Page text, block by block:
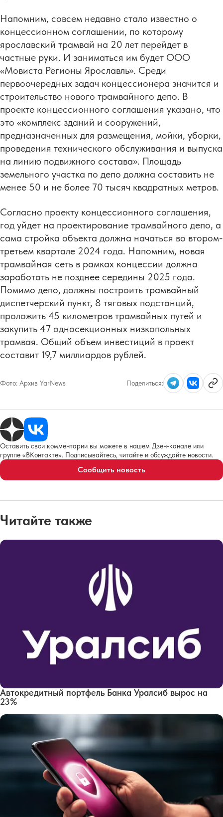
Напомним, совсем недавно стало известно о
концессионном соглашении, по которому
ярославский трамвай на 20 лет перейдет в
частные руки. И заниматься им будет ООО
«Мовиста Регионы Ярославль». Среди
первоочередных задач концессионера значится и
строительство нового трамвайного депо. В
проекте концессионного соглашения указано, что
это «комплекс зданий и сооружений,
предназначенных для размещения, мойки, уборки,
проведения технического обслуживания и выпуска
на линию подвижного состава». Площадь
земельного участка по депо должна составить не
менее 50 и не более 70 тысяч квадратных метров.
Согласно проекту концессионного соглашения,
год уйдет на проектирование трамвайного депо, а
сама стройка объекта должна начаться во втором-
третьем квартале 2024 года. Напомним, новая
трамвайная сеть в рамках концессии должна
заработать не позднее середины 2025 года.
Помимо депо, должны построить трамвайный
диспетчерский пункт, 8 тяговых подстанций,
проложить 45 километров трамвайных путей и
закупить 47 односекционных низкопольных
трамвая. Общий объем инвестиций в проект
составит 19,7 миллиардов рублей.
Фото: Архив YarNews Поделиться:
Оставить свои комментарии вы можете в нашем Дзен-канале или
группе «ВКонтакте». Подписывайтесь, читайте и обсуждайте новости.
Сообщить новость
Читайте также
Автокредитный портфель Банка Уралсиб вырос на
23%